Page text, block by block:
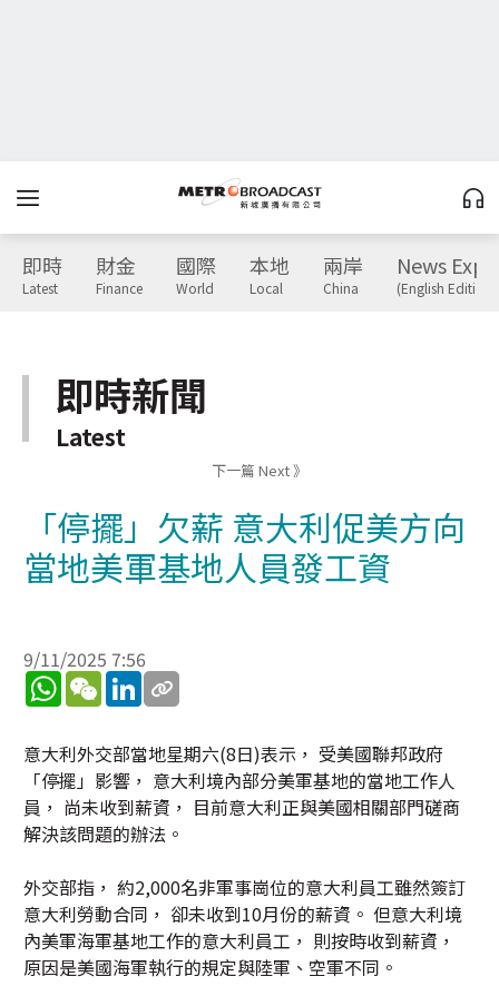
即時
Latest
財金
Finance
國際
World
本地
Local
兩岸
China
News
(English Edition)
即時新聞
Latest
下一篇 Next 》
「停擺」欠薪 意大利促美方向
當地美軍基地人員發工資
9/11/2025 7:56
WhatsApp
WeChatLinkedIn
意大利外交部當地星期六(8日)表示， 受美國聯邦政府
「停擺」影響， 意大利境內部分美軍基地的當地工作人
員， 尚未收到薪資， 目前意大利正與美國相關部門磋商
解決該問題的辦法。
外交部指， 約2,000名非軍事崗位的意大利員工雖然簽訂
意大利勞動合同， 卻未收到10月份的薪資。 但意大利境
內美軍海軍基地工作的意大利員工， 則按時收到薪資，
原因是美國海軍執行的規定與陸軍、空軍不同。